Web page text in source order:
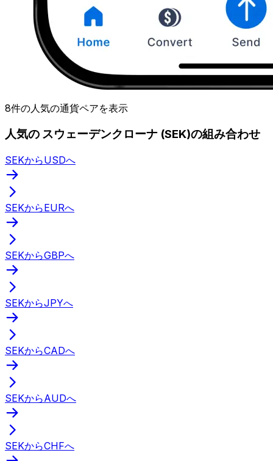
8件の人気の通貨ペアを表示
人気の スウェーデンクローナ (SEK)の組み合わせ
SEKからUSDへ
SEKからEURへ
SEKからGBPへ
SEKからJPYへ
SEKからCADへ
SEKからAUDへ
SEKからCHFへ